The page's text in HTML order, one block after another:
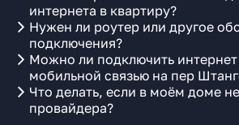
интернета в квартиру?
Нужен ли роутер или другое
подключения?
Можно ли подключить
мобильной связью на пер
Что делать, если в моём доме
провайдера?